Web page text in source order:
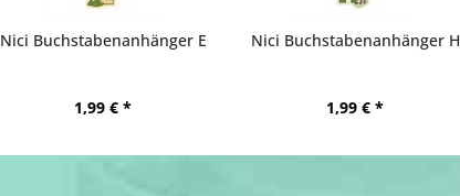
Nici Buchstabenanhänger E
1,99 € *
Nici Buchstabenanhänger H
1,99 € *